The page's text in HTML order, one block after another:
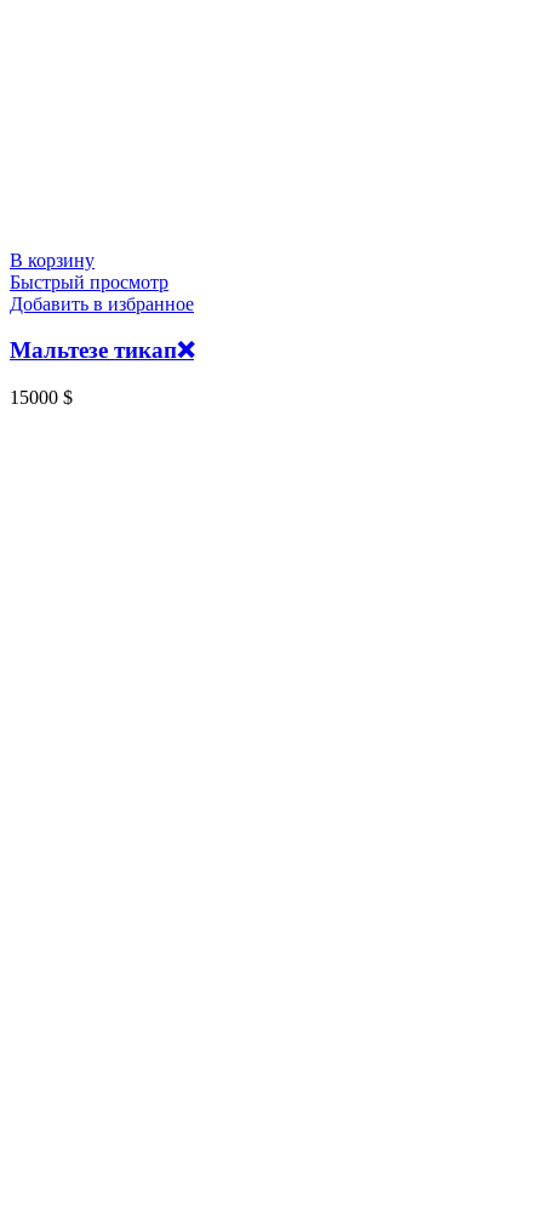
В корзину
Быстрый просмотр
Добавить в избранное
Мальтезе тикап❌
15000 $